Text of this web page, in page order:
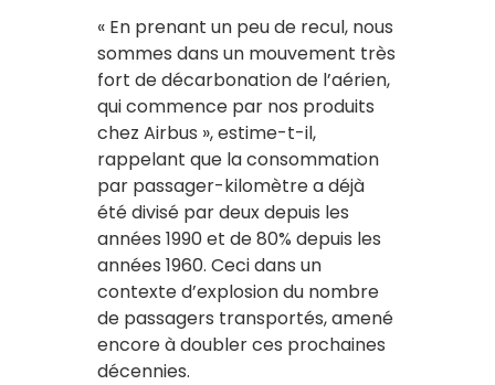
« En prenant un peu de recul, nous
sommes dans un mouvement très
fort de décarbonation de l’aérien,
qui commence par nos produits
chez Airbus », estime-t-il,
rappelant que la consommation
par passager-kilomètre a déjà
été divisé par deux depuis les
années 1990 et de 80% depuis les
années 1960. Ceci dans un
contexte d’explosion du nombre
de passagers transportés, amené
encore à doubler ces prochaines
décennies.